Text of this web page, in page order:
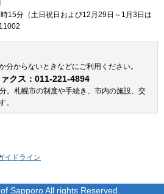
15分（土日祝日および12月29日～1月3日は
分からないときなどにご利用ください。
クス：011-221-4894
。札幌市の制度や手続き、市内の施設、交
。
イドライン
Sapporo All rights Reserved.